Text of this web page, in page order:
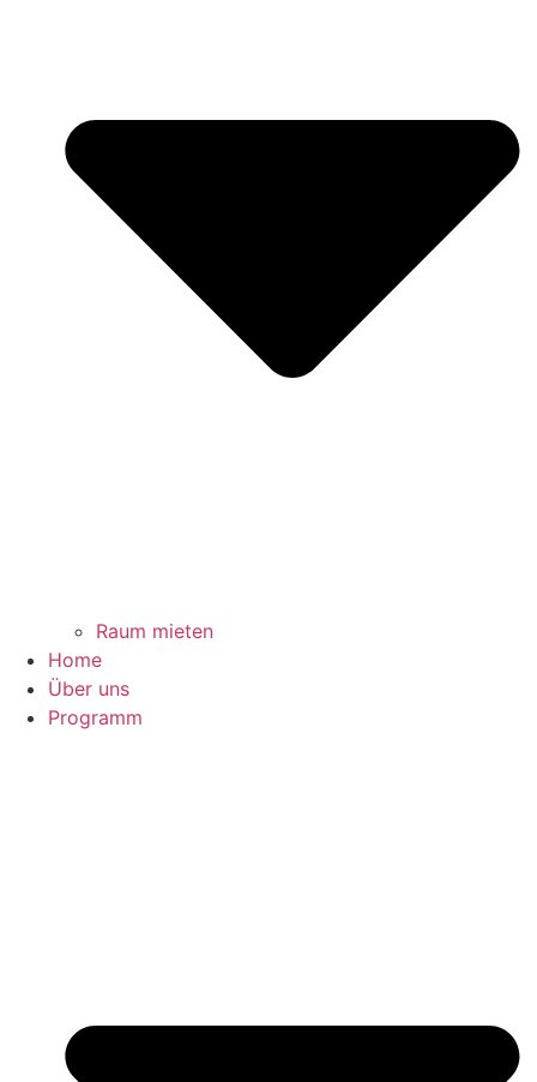
Raum mieten
Home
Über uns
Programm